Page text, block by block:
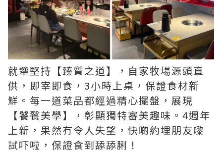
就犟堅持【臻質之道】，自家牧場源頭直
供，即宰即食，3小時上桌，保證食材新
鮮。每一道菜品都經過精心擺盤，展現
【饕餮美學】，彰顯獨特審美趣味。4週年
上新，果然冇令人失望，快啲約埋朋友嚟
試吓啦，保證食到舔舔脷！